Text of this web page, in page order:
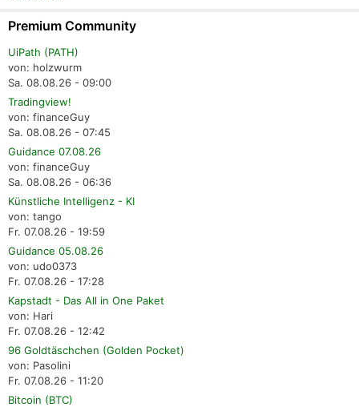
Premium Community
UiPath (PATH)
von: holzwurm
Sa. 08.08.26 - 09:00
Tradingview!
von: financeGuy
Sa. 08.08.26 - 07:45
Guidance 07.08.26
von: financeGuy
Sa. 08.08.26 - 06:36
Künstliche Intelligenz - KI
von: tango
Fr. 07.08.26 - 19:59
Guidance 05.08.26
von: udo0373
Fr. 07.08.26 - 17:28
Kapstadt - Das All in One Paket
von: Hari
Fr. 07.08.26 - 12:42
96 Goldtäschchen (Golden Pocket)
von: Pasolini
Fr. 07.08.26 - 11:20
Bitcoin (BTC)